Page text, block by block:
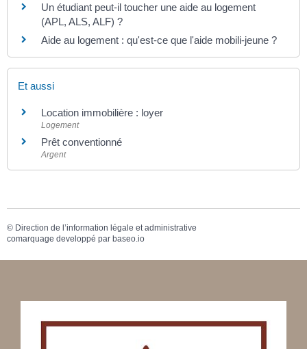
Un étudiant peut-il toucher une aide au logement
(APL, ALS, ALF) ?
Aide au logement : qu'est-ce que l'aide mobili-jeune ?
Et aussi
Location immobilière : loyer
Logement
Prêt conventionné
Argent
© Direction de l’information légale et administrative
comarquage developpé par baseo.io